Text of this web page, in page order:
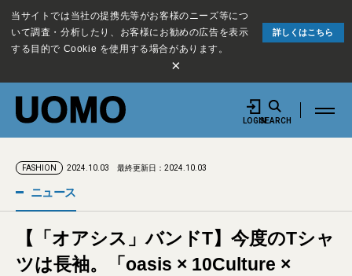
当サイトでは当社の提携先等がお客様のニーズ等につ
いて調査・分析したり、お客様にお勧めの広告を表示
する目的で Cookie を使用する場合があります。
詳しくはこちら
×
LOGINSEARCH
FASHION 2024.10.03 最終更新日：2024.10.03
ニュース
【「オアシス」バンドT】今度のTシャ
ツは長袖。「oasis × 10Culture ×